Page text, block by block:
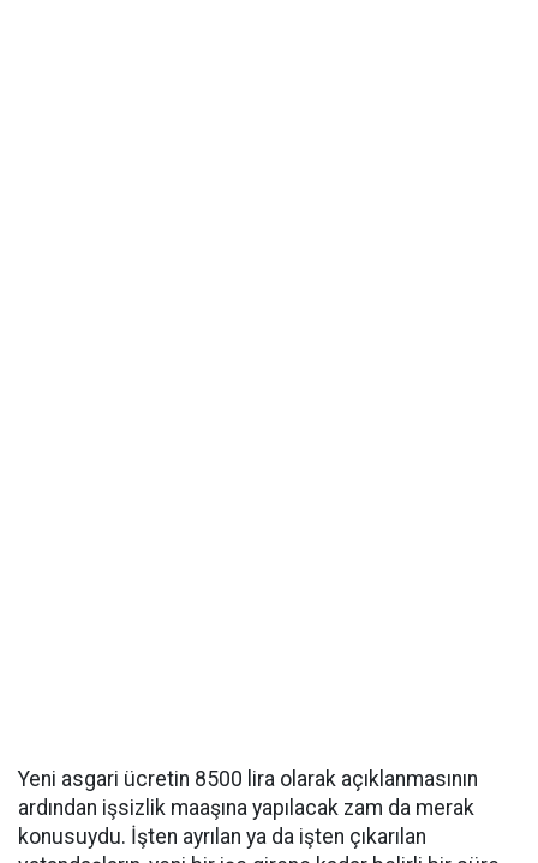
Yeni asgari ücretin 8500 lira olarak açıklanmasının
ardından işsizlik maaşına yapılacak zam da merak
konusuydu. İşten ayrılan ya da işten çıkarılan